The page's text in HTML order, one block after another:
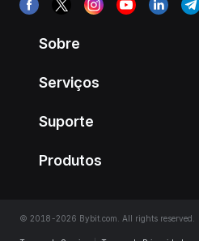
Sobre
Serviços
Suporte
Produtos
© 2018-2026 Bybit.com. All rights reserved.